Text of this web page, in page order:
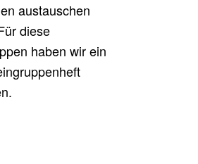
austauschen
diese
haben wir ein